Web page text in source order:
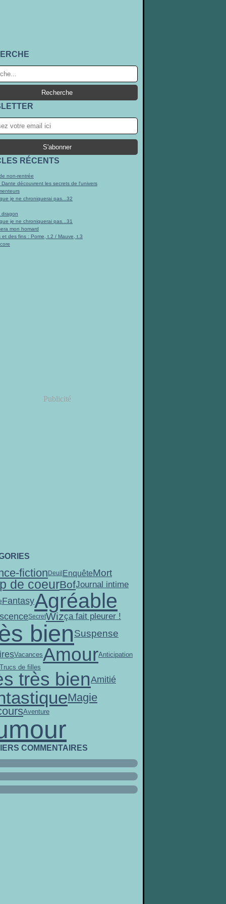
RÉCENTS
non-rentrée
Dante découvrent les secrets de l'univers
je ne chroniquerai pas...32
dragon
je ne chroniquerai pas...31
mon homard
et des fins : Pome, t.2 / Mauve, t.3
Publicité
fiction Deuil EnquêteMort
de coeurBofJournal intime
FantasyAgréable
SecretWizça fait pleurer !
bienSuspense
VacancesAmourAnticipation
Trucs de filles
très bienAmitié
Magie
Aventure
COMMENTAIRES